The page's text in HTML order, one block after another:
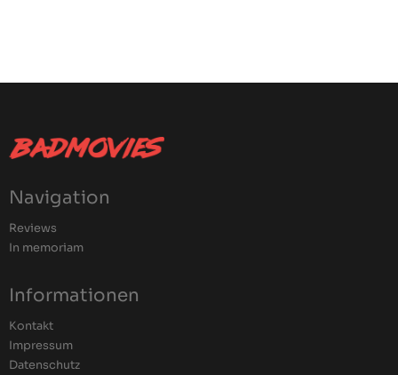
Navigation
Reviews
In memoriam
Informationen
Kontakt
Impressum
Datenschutz